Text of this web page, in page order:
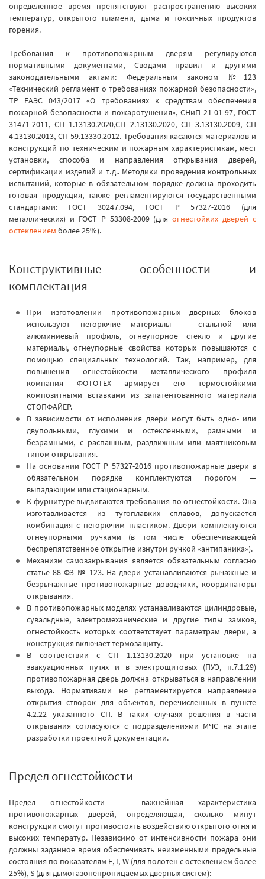
определенное время препятствуют распространению высоких
температур, открытого пламени, дыма и токсичных продуктов
горения.
Требования к противопожарным дверям регулируются
нормативными документами, Сводами правил и другими
законодательными актами: Федеральным законом №123
«Технический регламент о требованиях пожарной безопасности»,
ТР ЕАЭС 043/2017 «О требованиях к средствам обеспечения
пожарной безопасности и пожаротушения», СНиП 21-01-97, ГОСТ
31471-2011, СП 1.13130.2020,СП 2.13130.2020, СП 3.13130.2009, СП
4.13130.2013, СП 59.13330.2012.Требования касаются материалов и
конструкций по техническим и пожарным характеристикам, мест
установки, способа и направления открывания дверей,
сертификации изделий и т.д.. Методики проведения контрольных
испытаний, которые в обязательном порядке должна проходить
готовая продукция, также регламентируются государственными
стандартами: ГОСТ 30247.094, ГОСТ Р 57327-2016 (для
металлических) и ГОСТ Р 53308-2009 (дляогнестойких дверей с
остеклением более 25%).
Конструктивные особенности и
комплектация
При изготовлении противопожарных дверных блоков
используют негорючие материалы — стальной или
алюминиевый профиль, огнеупорное стекло и другие
материалы, огнеупорные свойства которых повышаются с
помощью специальных технологий. Так, например, для
повышения огнестойкости металлического профиля
компания ФОТОТЕХ армирует его термостойкими
композитными вставками из запатентованного материала
СТОПФАЙЕР.
В зависимости от исполнения двери могут быть одно- или
двупольными, глухими и остекленными, рамными и
безрамными, с распашным, раздвижным или маятниковым
типом открывания.
На основании ГОСТ Р 57327-2016 противопожарные двери в
обязательном порядке комплектуются порогом —
выпадающим или стационарным.
К фурнитуре выдвигаются требования по огнестойкости. Она
изготавливается из тугоплавких сплавов, допускается
комбинация с негорючим пластиком. Двери комплектуются
огнеупорными ручками (в том числе обеспечивающей
беспрепятственное открытие изнутри ручкой «антипаника»).
Механизм самозакрывания является обязательным согласно
статье 88 ФЗ № 123. На двери устанавливаются рычажные и
безрычажные противопожарные доводчики, координаторы
открывания.
В противопожарных моделях устанавливаются цилиндровые,
сувальдные, электромеханические и другие типы замков,
огнестойкость которых соответствует параметрам двери, а
конструкция включает термозащиту.
В соответствии с СП 1.13130.2020 при установке на
эвакуационных путях и в электрощитовых (ПУЭ, п.7.1.29)
противопожарная дверь должна открываться в направлении
выхода. Нормативами не регламентируется направление
открытия створок для объектов, перечисленных в пункте
4.2.22 указанного СП. В таких случаях решения в части
открывания согласуются с подразделениями МЧС на этапе
разработки проектной документации.
Предел огнестойкости
Предел огнестойкости — важнейшая характеристика
противопожарных дверей, определяющая, сколько минут
конструкции смогут противостоять воздействию открытого огня и
высоких температур. Независимо от интенсивности пожара они
должны заданное время обеспечивать неизменными предельные
состояния по показателям Е, I, W (для полотен с остеклением более
25%), S (для дымогазонепроницаемых дверных систем):